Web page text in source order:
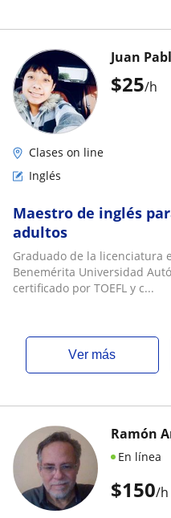
$25/h
Juan
Clases on line
Inglés
Maestro de inglés
adultos
Graduado de la licenciatura
Benemérita Universidad
certificado por TOEFL y c...
ver más
$150/h
Ramón
En línea